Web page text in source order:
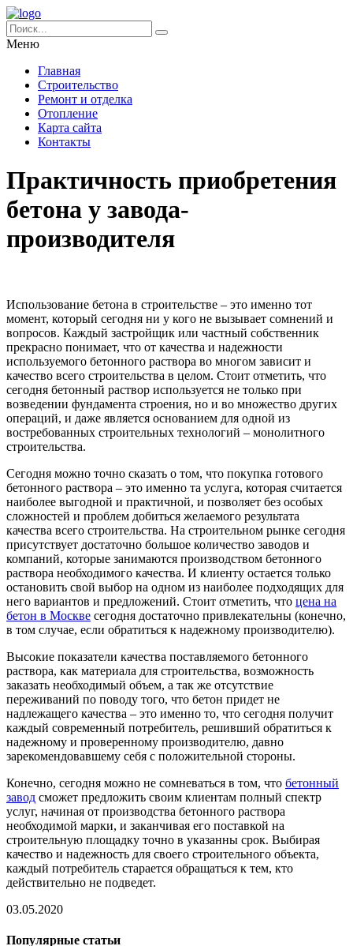
Меню
Главная
Строительство
Ремонт и отделка
Отопление
Карта сайта
Контакты
Практичность приобретения
бетона у завода-
производителя
Использование бетона в строительстве – это именно тот
момент, который сегодня ни у кого не вызывает сомнений и
вопросов. Каждый застройщик или частный собственник
прекрасно понимает, что от качества и надежности
используемого бетонного раствора во многом зависит и
качество всего строительства в целом. Стоит отметить, что
сегодня бетонный раствор используется не только при
возведении фундамента строения, но и во множество других
операций, и даже является основанием для одной из
востребованных строительных технологий – монолитного
строительства.
Сегодня можно точно сказать о том, что покупка готового
бетонного раствора – это именно та услуга, которая считается
наиболее выгодной и практичной, и позволяет без особых
сложностей и проблем добиться желаемого результата
качества всего строительства. На строительном рынке сегодня
присутствует достаточно большое количество заводов и
компаний, которые занимаются производством бетонного
раствора необходимого качества. И клиенту остается только
остановить свой выбор на одном из наиболее подходящих для
него вариантов и предложений. Стоит отметить, что цена на
бетон в Москве сегодня достаточно привлекательны (конечно,
в том случае, если обратиться к надежному производителю).
Высокие показатели качества поставляемого бетонного
раствора, как материала для строительства, возможность
заказать необходимый объем, а так же отсутствие
переживаний по поводу того, что бетон придет не
надлежащего качества – это именно то, что сегодня получит
каждый современный потребитель, решивший обратиться к
надежному и проверенному производителю, давно
зарекомендовавшему себя с положительной стороны.
Конечно, сегодня можно не сомневаться в том, что бетонный
завод сможет предложить своим клиентам полный спектр
услуг, начиная от производства бетонного раствора
необходимой марки, и заканчивая его поставкой на
строительную площадку точно в указанны срок. Выбирая
качество и надежность для своего строительного объекта,
каждый потребитель старается обращаться к тем, кто
действительно не подведет.
03.05.2020
Популярные статьи